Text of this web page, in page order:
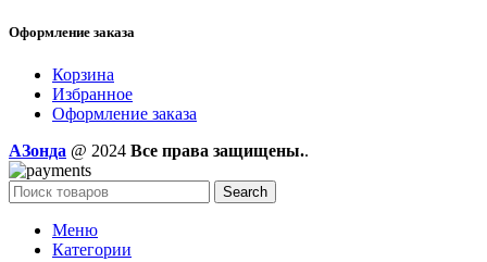
Оформление заказа
Корзина
Избранное
Оформление заказа
AЗонда @ 2024 Все права защищены..
Search
Меню
Категории